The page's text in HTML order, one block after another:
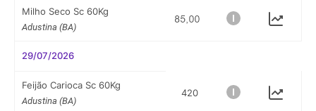
Milho Seco Sc 60Kg
Adustina (BA)
29/07/2026
Feijão Carioca Sc 60Kg
Adustina (BA)
420